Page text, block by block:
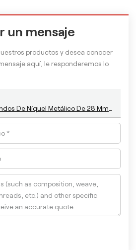
un mensaje
productos y desea conocer
aquí, le responderemos lo